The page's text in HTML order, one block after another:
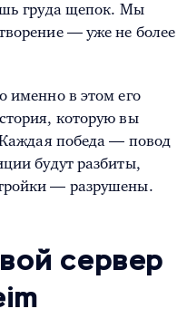
груда щепок. Мы
— уже не более
именно в этом его
которую вы
Каждая победа — повод
будут разбиты,
— разрушены.
сервер